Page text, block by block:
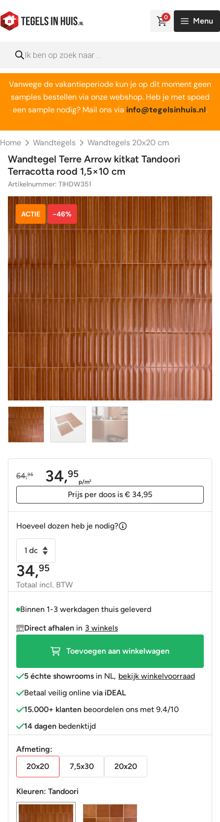
naar
de
0 Menu
zoeken
Vanwege de vakantieperiode kun je op dit moment geen
samples bestellen via onze webshop. Heb je met spoed
een sample nodig? Mail ons via info@tegelsinhuis.nl.
Home Wandtegels Wandtegels 20x20 cm
Wandtegel Terre Arrow kitkat Tandoori
Terracotta rood 1,5×10 cm
Artikelnummer: TIHDW351
ACTIE -46%
64,95
Oorspronkelijke
34,95
Huidige
p/m2
Prijs per doos is € 34,95
Hoeveel dozen heb je nodig?
Terre
Arrow
kitkat
Tandoori
Terracotta
1,5x10
34,95
Totaal incl. BTW
Binnen 1-3 werkdagen thuis geleverd
Direct afhalen in 3 winkels
Toevoegen aan winkelwagen
5 échte showrooms in NL, bekijk winkelvoorraad
Betaal veilig online via iDEAL
15.000+ klanten beoordelen ons met 9.4/10
14 dagen bedenktijd
Afmeting:
20x20
7,5x30 20x20
Kleuren: Tandoori